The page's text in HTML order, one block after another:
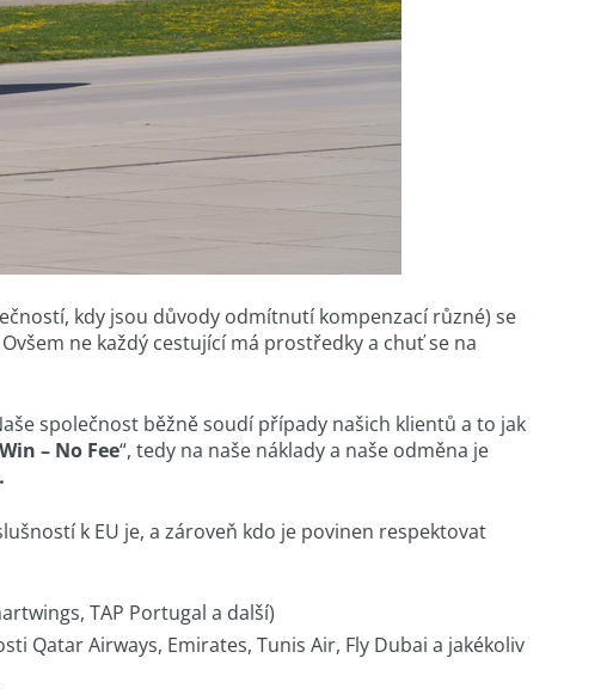
kdy jsou důvody odmítnutí kompenzací různé) se
Ovšem ne každý cestující má prostředky a chuť se na
společnost běžně soudí případy našich klientů a to jak
– No Fee“, tedy na naše náklady a naše odměna je
k EU je, a zároveň kdo je povinen respektovat
TAP Portugal a další)
Qatar Airways, Emirates, Tunis Air, Fly Dubai a jakékoliv